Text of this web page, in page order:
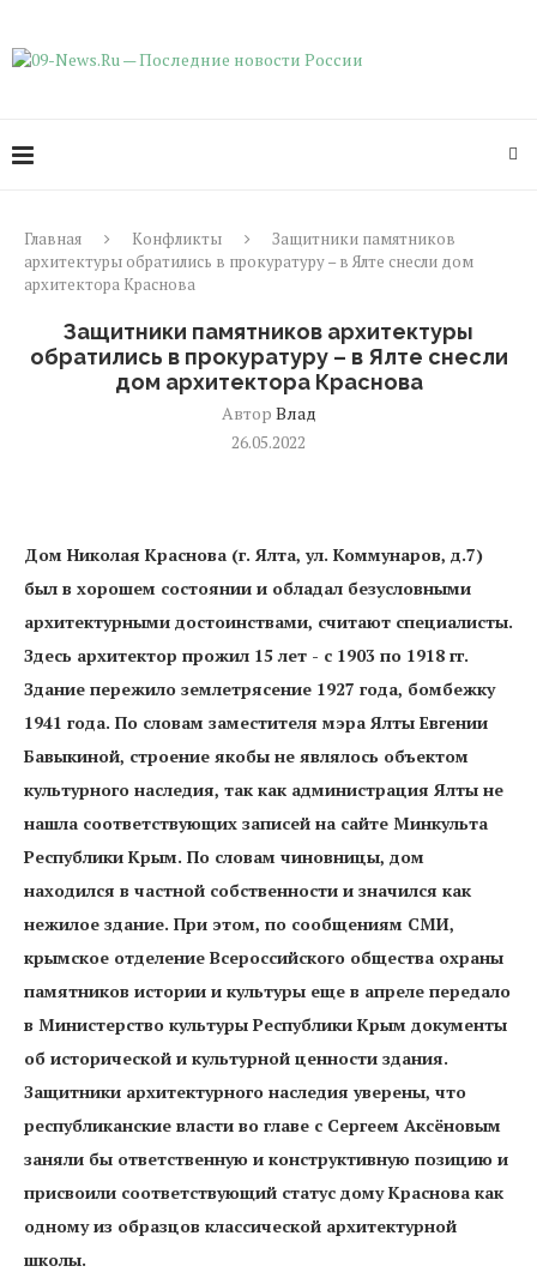
Главная Конфликты
Защитники памятников
архитектуры обратились в прокуратуру – в Ялте снесли дом
архитектора Краснова
Защитники памятников архитектуры
обратились в прокуратуру – в Ялте снесли
дом архитектора Краснова
Автор Влад
26.05.2022
Дом Николая Краснова (г. Ялта, ул. Коммунаров, д.7)
был в хорошем состоянии и обладал безусловными
архитектурными достоинствами, считают специалисты.
Здесь архитектор прожил 15 лет - с 1903 по 1918 гг.
Здание пережило землетрясение 1927 года, бомбежку
1941 года. По словам заместителя мэра Ялты Евгении
Бавыкиной, строение якобы не являлось объектом
культурного наследия, так как администрация Ялты не
нашла соответствующих записей на сайте Минкульта
Республики Крым. По словам чиновницы, дом
находился в частной собственности и значился как
нежилое здание. При этом, по сообщениям СМИ,
крымское отделение Всероссийского общества охраны
памятников истории и культуры еще в апреле передало
в Министерство культуры Республики Крым документы
об исторической и культурной ценности здания.
Защитники архитектурного наследия уверены, что
республиканские власти во главе с Сергеем Аксёновым
заняли бы ответственную и конструктивную позицию и
присвоили соответствующий статус дому Краснова как
одному из образцов классической архитектурной
школы.